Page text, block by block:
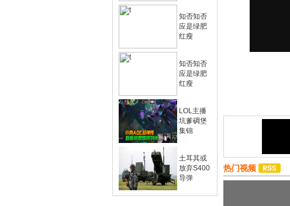
知否知否
应是绿肥
红瘦
知否知否
应是绿肥
红瘦
LOL主播
坑爹碉堡
集锦
土耳其或
放弃S400
导弹
热门视频